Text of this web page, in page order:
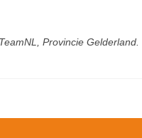
Provincie Gelderland.